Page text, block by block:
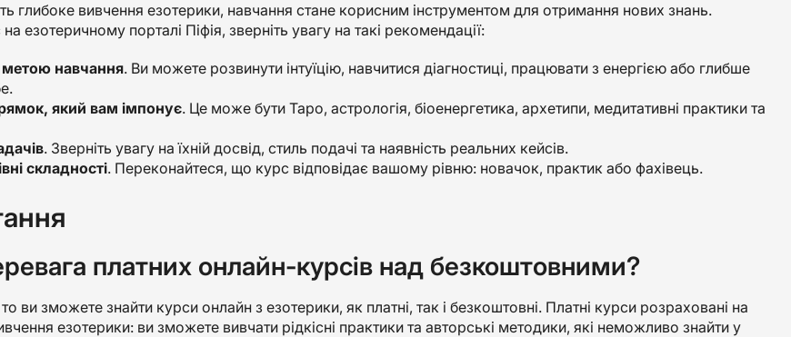
глибоке вивчення езотерики, навчання стане корисним інструментом для отримання нових знань.
езотеричному порталі Піфія, зверніть увагу на такі рекомендації:
метою навчання. Ви можете розвинути інтуїцію, навчитися діагностиці, працювати з енергією або глибше
який вам імпонує. Це може бути Таро, астрологія, біоенергетика, архетипи, медитативні практики та
. Зверніть увагу на їхній досвід, стиль подачі та наявність реальних кейсів.
складності. Переконайтеся, що курс відповідає вашому рівню: новачок, практик або фахівець.
платних онлайн-курсів над безкоштовними?
ви зможете знайти курси онлайн з езотерики, як платні, так і безкоштовні. Платні курси розраховані на
езотерики: ви зможете вивчати рідкісні практики та авторські методики, які неможливо знайти у